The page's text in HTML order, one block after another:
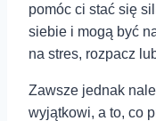
pomóc ci stać się
siebie i mogą być
na stres, rozpacz
Zawsze jednak
wyjątkowi, a to, co